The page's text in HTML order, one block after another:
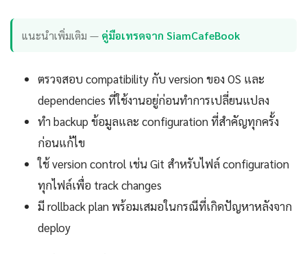
แนะนำเพิ่มเติม — คู่มือเทรดจาก SiamCafeBook
ตรวจสอบ compatibility กับ version ของ OS และ
dependencies ที่ใช้งานอยู่ก่อนทำการเปลี่ยนแปลง
ทำ backup ข้อมูลและ configuration ที่สำคัญทุกครั้ง
ก่อนแก้ไข
ใช้ version control เช่น Git สำหรับไฟล์ configuration
ทุกไฟล์เพื่อ track changes
มี rollback plan พร้อมเสมอในกรณีที่เกิดปัญหาหลังจาก
deploy